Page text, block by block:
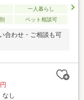
一人暮らし
ペット相談可
合わせ・ご相談も可
なし